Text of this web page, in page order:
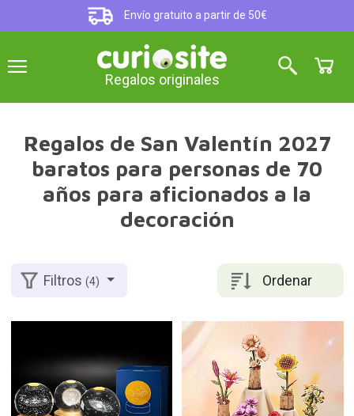
Envío gratuito a partir de 50€
Regalos originales
Regalos de San Valentín 2027
baratos para personas de 70
años para aficionados a la
decoración
Ordenar
Filtros(4)